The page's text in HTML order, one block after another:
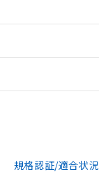
規格認証/適合状況